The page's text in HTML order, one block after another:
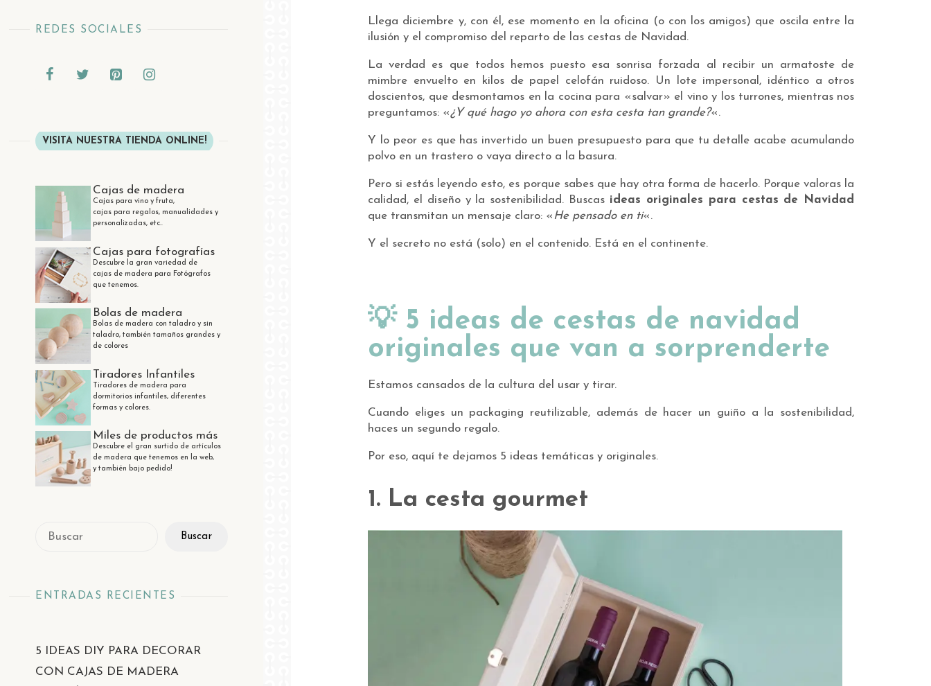
REDES SOCIALES
VISITA NUESTRA TIENDA ONLINE!
Cajas de madera
Cajas para vino y fruta,
cajas para regalos, manualidades y
personalizadas, etc..
Cajas para fotografías
Descubre la gran variedad de
cajas de madera para Fotógrafos
que tenemos.
Bolas de madera
Bolas de madera con taladro y sin
taladro, también tamaños grandes y
de colores
Tiradores Infantiles
Tiradores de madera para
dormitorios infantiles, diferentes
formas y colores.
Miles de productos más
Descubre el gran surtido de artículos
de madera que tenemos en la web,
y también bajo pedido!
Buscar Buscar
ENTRADAS RECIENTES
5 IDEAS DIY PARA DECORAR
CON CAJAS DE MADERA
Llega diciembre y, con él, ese momento en la oficina (o con los amigos) que oscila entre la
ilusión y el compromiso del reparto de las cestas de Navidad.
La verdad es que todos hemos puesto esa sonrisa forzada al recibir un armatoste de
mimbre envuelto en kilos de papel celofán ruidoso. Un lote impersonal, idéntico a otros
doscientos, que desmontamos en la cocina para «salvar» el vino y los turrones, mientras nos
preguntamos: «¿Y qué hago yo ahora con esta cesta tan grande?«.
Y lo peor es que has invertido un buen presupuesto para que tu detalle acabe acumulando
polvo en un trastero o vaya directo a la basura.
Pero si estás leyendo esto, es porque sabes que hay otra forma de hacerlo. Porque valoras la
calidad, el diseño y la sostenibilidad. Buscas ideas originales para cestas de Navidad
que transmitan un mensaje claro: « He pensado en ti«.
Y el secreto no está (solo) en el contenido. Está en el continente.
💡 5 ideas de cestas de navidad
originales que van a sorprenderte
Estamos cansados de la cultura del usar y tirar.
Cuando eliges un packaging reutilizable, además de hacer un guiño a la sostenibilidad,
haces un segundo regalo.
Por eso, aquí te dejamos 5 ideas temáticas y originales.
1. La cesta gourmet